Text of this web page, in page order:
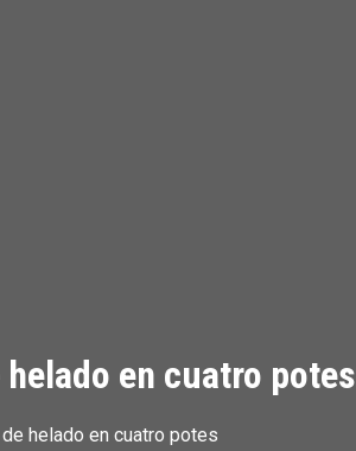
en cuatro potes
helado en cuatro potes